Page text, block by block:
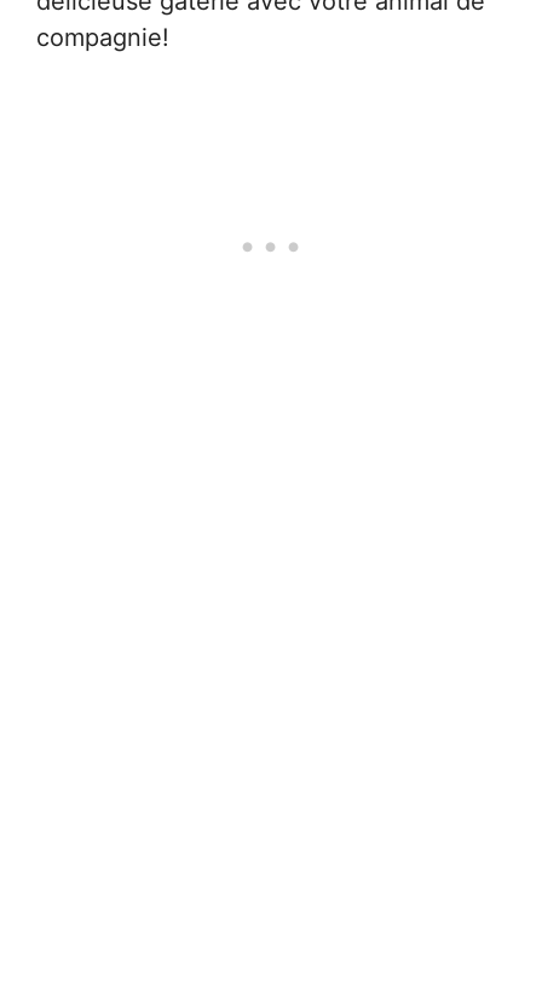
compagnie!